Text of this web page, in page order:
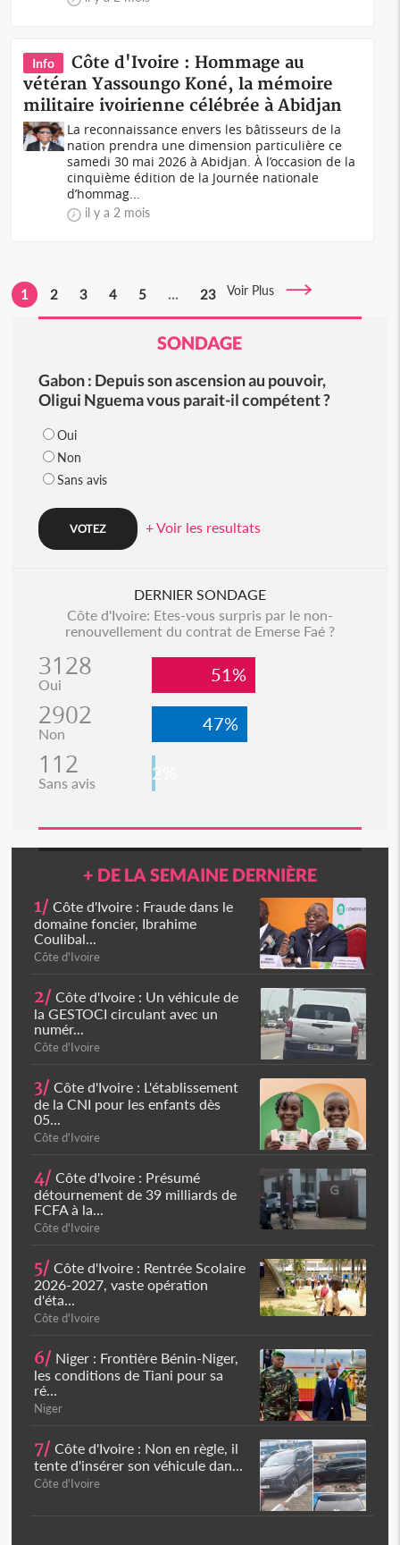
Info
Côte d'Ivoire : Hommage au
vétéran Yassoungo Koné, la mémoire
militaire ivoirienne célébrée à Abidjan
La reconnaissance envers les bâtisseurs de la
nation prendra une dimension particulière ce
samedi 30 mai 2026 à Abidjan. À l’occasion de la
cinquième édition de la Journée nationale
d’hommag...
il y a 2 mois
1 2 3 4 5 ... 23 Voir Plus
SONDAGE
Gabon : Depuis son ascension au pouvoir,
Oligui Nguema vous parait-il compétent ?
Oui
Non
Sans avis
+ Voir les resultats
DERNIER SONDAGE
Côte d'Ivoire: Etes-vous surpris par le non-
renouvellement du contrat de Emerse Faé ?
3128
Oui 51%
2902
Non 47%
112
Sans avis 2%
+ DE LA SEMAINE DERNIÈRE
1/ Côte d'Ivoire : Fraude dans le
domaine foncier, Ibrahime
Coulibal...
Côte d'Ivoire
2/ Côte d'Ivoire : Un véhicule de
la GESTOCI circulant avec un
numér...
Côte d'Ivoire
3/ Côte d'Ivoire : L'établissement
de la CNI pour les enfants dès
05...
Côte d'Ivoire
4/ Côte d'Ivoire : Présumé
détournement de 39 milliards de
FCFA à la...
Côte d'Ivoire
5/ Côte d'Ivoire : Rentrée Scolaire
2026-2027, vaste opération
d'éta...
Côte d'Ivoire
6/ Niger : Frontière Bénin-Niger,
les conditions de Tiani pour sa
ré...
Niger
7/ Côte d'Ivoire : Non en règle, il
tente d'insérer son véhicule dan...
Côte d'Ivoire